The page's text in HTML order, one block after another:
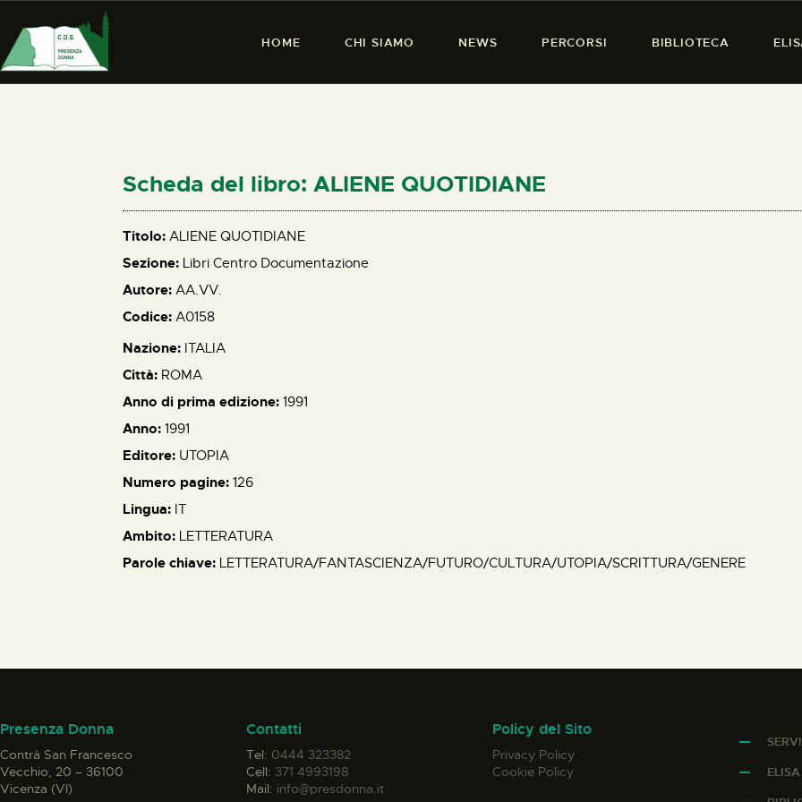
HOME CHI SIAMO NEWS PERCORSI BIBLIOTECA
PRESENZA DONNA
PERCORSI
BIBLIOTECA
Scheda del libro: ALIENE QUOTIDIANE
Titolo: ALIENE QUOTIDIANE
Sezione: Libri Centro Documentazione
Autore: AA.VV.
Codice: A0158
Nazione: ITALIA
Città: ROMA
Anno di prima edizione: 1991
Anno: 1991
Editore: UTOPIA
Numero pagine: 126
Lingua: IT
Ambito: LETTERATURA
Parole chiave: LETTERATURA/FANTASCIENZA/FUTURO/CULTURA/UTOPIA/SCRITTURA/GENERE
Presenza Donna
Contrà San Francesco
Vecchio, 20 – 36100
Vicenza (VI)
Contatti
Tel: 0444 323382
Cell: 371 4993198
Mail: info@presdonna.it
Policy del Sito
Privacy Policy
Cookie Policy